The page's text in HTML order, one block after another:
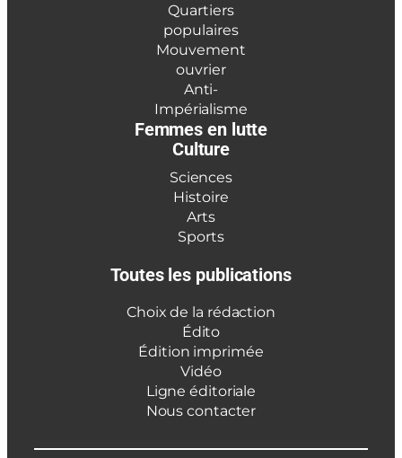
Quartiers
populaires
Mouvement
ouvrier
Anti-
Impérialisme
Femmes en lutte
Culture
Sciences
Histoire
Arts
Sports
Toutes les publications
Choix de la rédaction
Édito
Édition imprimée
Vidéo
Ligne éditoriale
Nous contacter